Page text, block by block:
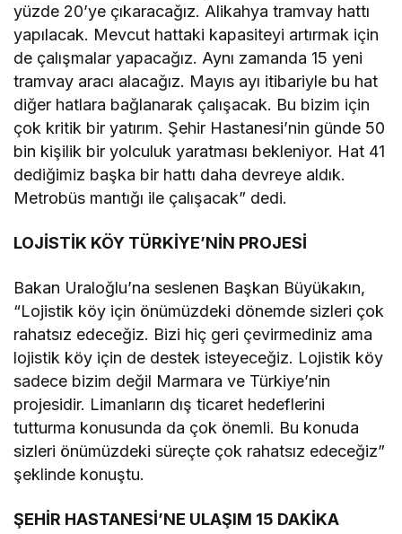
yüzde 20’ye çıkaracağız. Alikahya tramvay hattı
yapılacak. Mevcut hattaki kapasiteyi artırmak için
de çalışmalar yapacağız. Aynı zamanda 15 yeni
tramvay aracı alacağız. Mayıs ayı itibariyle bu hat
diğer hatlara bağlanarak çalışacak. Bu bizim için
çok kritik bir yatırım. Şehir Hastanesi’nin günde 50
bin kişilik bir yolculuk yaratması bekleniyor. Hat 41
dediğimiz başka bir hattı daha devreye aldık.
Metrobüs mantığı ile çalışacak” dedi.
LOJİSTİK KÖY TÜRKİYE’NİN PROJESİ
Bakan Uraloğlu’na seslenen Başkan Büyükakın,
“Lojistik köy için önümüzdeki dönemde sizleri çok
rahatsız edeceğiz. Bizi hiç geri çevirmediniz ama
lojistik köy için de destek isteyeceğiz. Lojistik köy
sadece bizim değil Marmara ve Türkiye’nin
projesidir. Limanların dış ticaret hedeflerini
tutturma konusunda da çok önemli. Bu konuda
sizleri önümüzdeki süreçte çok rahatsız edeceğiz”
şeklinde konuştu.
ŞEHİR HASTANESİ’NE ULAŞIM 15 DAKİKA